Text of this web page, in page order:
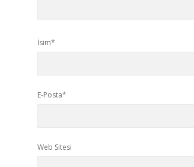
İsim*
E-Posta*
Web Sitesi